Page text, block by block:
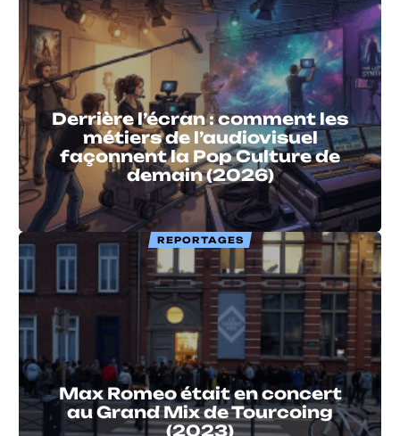
Derrière l’écran : comment les
métiers de l’audiovisuel
façonnent la Pop Culture de
demain (2026)
REPORTAGES
Max Romeo était en concert
au Grand Mix de Tourcoing
(2023)